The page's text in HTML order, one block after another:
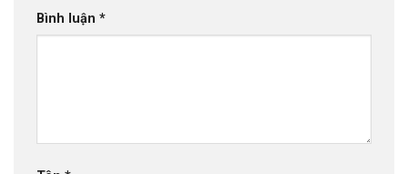
Bình luận *